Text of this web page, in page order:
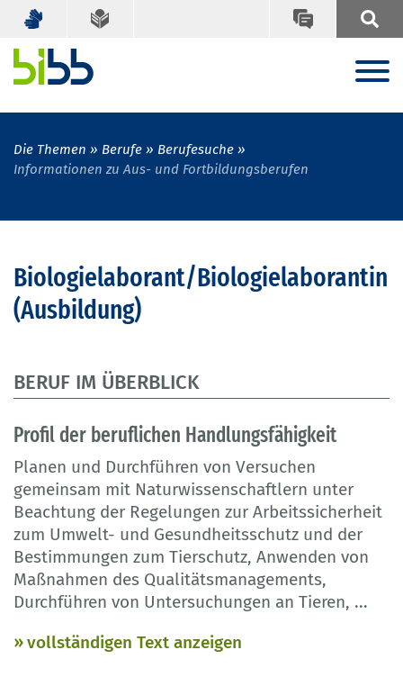
Die Themen Berufe
Berufesuche
Informationen zu Aus- und Fortbildungsberufen
Biologielaborant/Biologielaborantin
(Ausbildung)
BERUF IM ÜBERBLICK
Profil der beruflichen Handlungsfähigkeit
Planen und Durchführen von Versuchen
gemeinsam mit Naturwissenschaftlern unter
Beachtung der Regelungen zur Arbeitssicherheit
zum Umwelt- und Gesundheitsschutz und der
Bestimmungen zum Tierschutz, Anwenden von
Maßnahmen des Qualitätsmanagements,
Durchführen von Untersuchungen an Tieren, ...
vollständigen Text anzeigen